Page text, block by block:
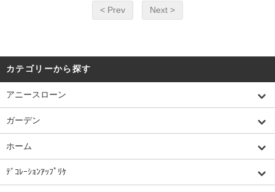
< Prev Next >
カテゴリーから探す
アニースローン
ガーデン
ホーム
ﾃﾞｺﾚｰｼｮﾝｱｯﾌﾟﾘｹ